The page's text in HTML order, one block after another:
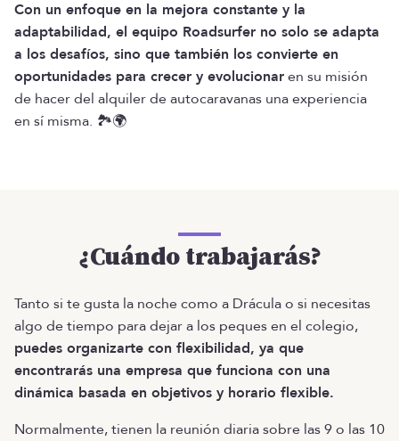
Con un enfoque en la mejora constante y la
adaptabilidad, el equipo Roadsurfer no solo se adapta
a los desafíos, sino que también los convierte en
oportunidades para crecer y evolucionaren su misión
de hacer del alquiler de autocaravanas una experiencia
en sí misma. 🏞️🌍
¿Cuándo trabajarás?
Tanto si te gusta la noche como a Drácula o si necesitas
algo de tiempo para dejar a los peques en el colegio,
puedes organizarte con flexibilidad, ya que
encontrarás una empresa que funciona con una
dinámica basada en objetivos y horario flexible.
Normalmente, tienen la reunión diaria sobre las 9 o las 10